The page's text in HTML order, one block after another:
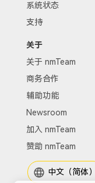
系统状态
支持
关于
关于 nmTeam
商务合作
辅助功能
Newsroom
加入 nmTeam
赞助 nmTeam
中文（简体）